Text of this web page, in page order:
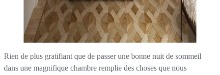
Rien de plus gratifiant que de passer une bonne nuit de sommeil
dans une magnifique chambre remplie des choses que nous